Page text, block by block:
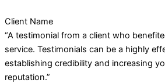
Client Name
“A testimonial from a client who
service. Testimonials can be a highly
establishing credibility and increasing
reputation.”